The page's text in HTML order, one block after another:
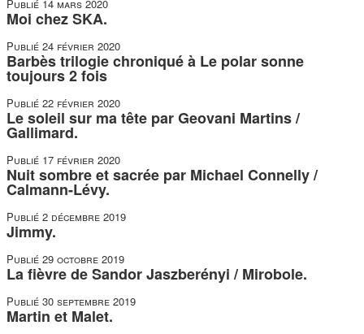
Publié 14 mars 2020
Moi chez SKA.
Publié 24 février 2020
Barbès trilogie chroniqué à Le polar sonne
toujours 2 fois
Publié 22 février 2020
Le soleil sur ma tête par Geovani Martins /
Gallimard.
Publié 17 février 2020
Nuit sombre et sacrée par Michael Connelly /
Calmann-Lévy.
Publié 2 décembre 2019
Jimmy.
Publié 29 octobre 2019
La fièvre de Sandor Jaszberényi / Mirobole.
Publié 30 septembre 2019
Martin et Malet.